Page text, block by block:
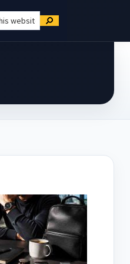
Search